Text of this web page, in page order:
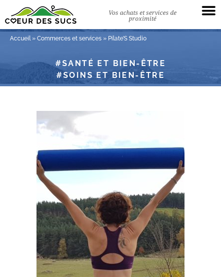
Vos achats et services de
proximité
Accueil» Commerces et services » Pilate’S Studio
SANTÉ ET BIEN-ÊTRE
SOINS ET BIEN-ÊTRE